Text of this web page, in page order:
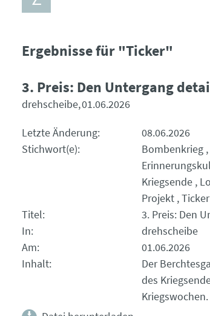
Ergebnisse für "Ticker"
3. Preis: Den Untergang
drehscheibe 01.06.2026
Letzte Änderung
08.06.2026
Stichwort(e)
Bombenkrieg
Kriegsende
Projekt Ticker
Titel
3. Preis: Den
In
drehscheibe
Am
01.06.2026
Inhalt
Der
des
Kriegswochen.